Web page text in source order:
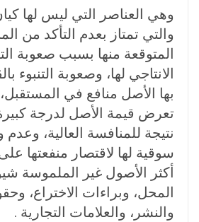
وهي العناصر التي ليس لها
والتي تمتاز بعدم التأكد من
المتوقعة منها بسبب صعوبة
الانتاجي لها، وصعوبة التنبوء
بها الأصل منافع في
تعرض قيمة الأصل لدرجة
نتيجة للمنافسة العالية،
سوقية لها لاقتصار منفعتها
أكثر الأصول غير الملموسة
المحل، وبراءات الاختراع،
والنشر، والعلامات التجارية .